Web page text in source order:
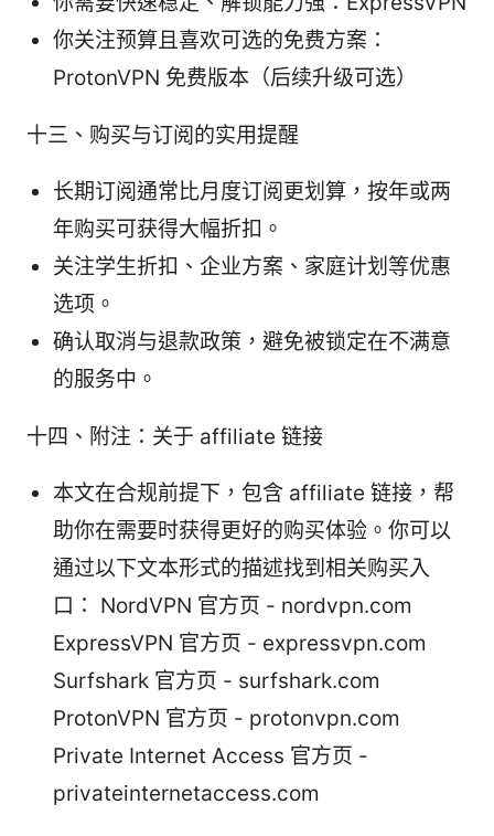
你关注预算且喜欢可选的免费方案：
ProtonVPN 免费版本（后续升级可选）
十三、购买与订阅的实用提醒
长期订阅通常比月度订阅更划算，按年或两
年购买可获得大幅折扣。
关注学生折扣、企业方案、家庭计划等优惠
选项。
确认取消与退款政策，避免被锁定在不满意
的服务中。
十四、附注：关于 affiliate 链接
本文在合规前提下，包含 affiliate 链接，帮
助你在需要时获得更好的购买体验。你可以
通过以下文本形式的描述找到相关购买入
口： NordVPN 官方页 - nordvpn.com
ExpressVPN 官方页 - expressvpn.com
Surfshark 官方页 - surfshark.com
ProtonVPN 官方页 - protonvpn.com
Private Internet Access 官方页 -
privateinternetaccess.com